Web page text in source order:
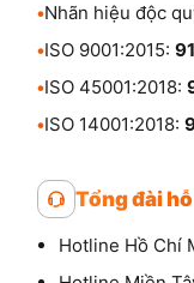
•Nhãn hiệu độc
•ISO 9001:2015:
•ISO 45001:2018:
•ISO 14001:2018:
Tổng đài
Hotline Hồ Chí